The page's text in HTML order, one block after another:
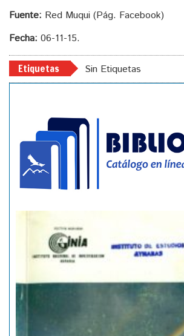
Fuente: Red Muqui (Pág. Facebook)
Fecha: 06-11-15.
Etiquetas Sin Etiquetas